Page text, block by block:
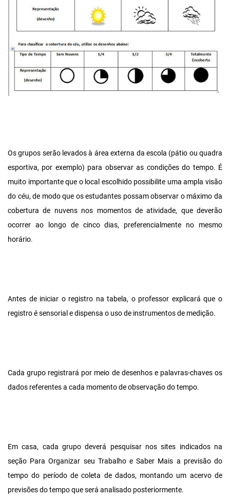
Os grupos serão levados à área externa da escola (pátio ou quadra
esportiva, por exemplo) para observar as condições do tempo. É
muito importante que o local escolhido possibilite uma ampla visão
do céu, de modo que os estudantes possam observar o máximo da
cobertura de nuvens nos momentos de atividade, que deverão
ocorrer ao longo de cinco dias, preferencialmente no mesmo
horário.
Antes de iniciar o registro na tabela, o professor explicará que o
registro é sensorial e dispensa o uso de instrumentos de medição.
Cada grupo registrará por meio de desenhos e palavras-chaves os
dados referentes a cada momento de observação do tempo.
Em casa, cada grupo deverá pesquisar nos sites indicados na
seção Para Organizar seu Trabalho e Saber Mais a previsão do
tempo do período de coleta de dados, montando um acervo de
previsões do tempo que será analisado posteriormente.